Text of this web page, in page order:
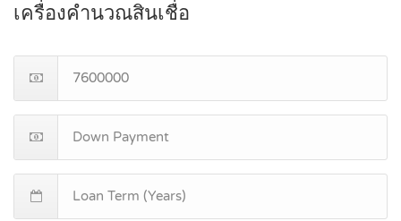
เครื่องคำนวณสินเชื่อ